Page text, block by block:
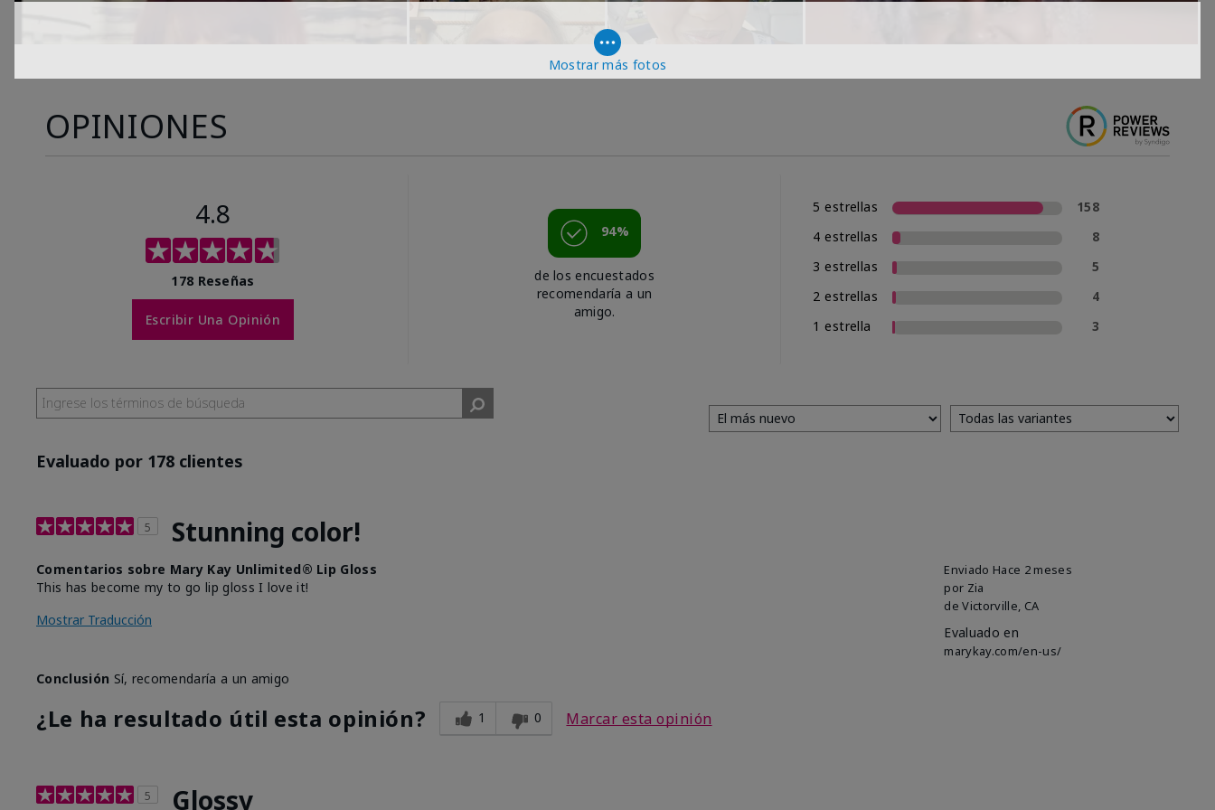
Mostrar más fotos
OPINIONES
4.8
178 Reseñas
Escribir Una Opinión
94%
de los encuestados
recomendaría a un
amigo.
5 estrellas
158
4 estrellas
8
3 estrellas
5
2 estrellas
4
1 estrella
3
Evaluado por 178 clientes
5 Stunning color!
Enviado Hace 2 meses
por Zia
de Victorville, CA
Evaluado en
marykay.com/en-us/
Comentarios sobre Mary Kay Unlimited® Lip Gloss
This has become my to go lip gloss I love it!
Mostrar Traducción
Conclusión Sí, recomendaría a un amigo
¿Le ha resultado útil esta opinión? 1 0 Marcar esta opinión
5 Glossy